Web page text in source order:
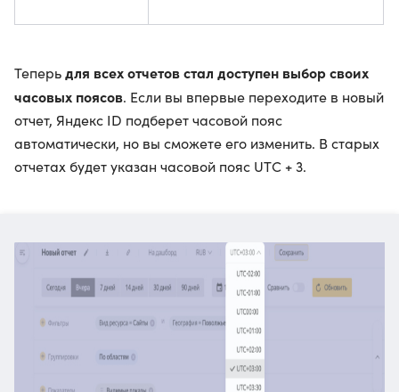
Теперьдля всех отчетов стал доступен выбор своих
часовых поясов. Если вы впервые переходите в новый
отчет, Яндекс ID подберет часовой пояс
автоматически, но вы сможете его изменить. В старых
отчетах будет указан часовой пояс UTC + 3.